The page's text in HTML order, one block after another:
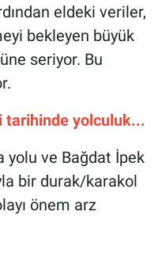
eldeki veriler,
bekleyen büyük
seriyor. Bu
tarihinde yolculuk...
yolu ve Bağdat İpek
bir durak/karakol
önem arz